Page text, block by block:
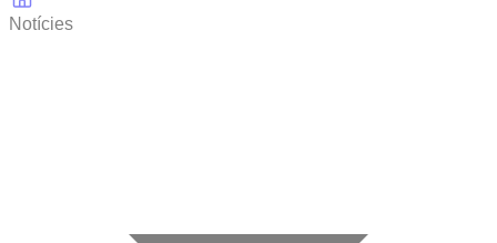
Notícies